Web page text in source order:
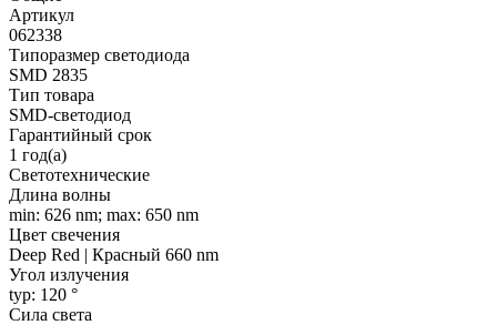
Артикул
062338
Типоразмер светодиода
SMD 2835
Тип товара
SMD-светодиод
Гарантийный срок
1 год(а)
Светотехнические
Длина волны
min: 626 nm; max: 650 nm
Цвет свечения
Deep Red | Красный 660 nm
Угол излучения
typ: 120 °
Сила света